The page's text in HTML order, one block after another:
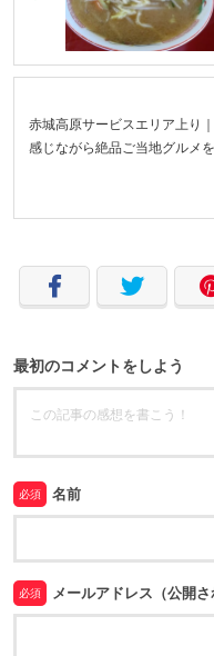
赤城高原サービスエリア上り
感じながら絶品ご当地グルメ
最初のコメントをしよう
必須 名前
必須 メールアドレス（公開